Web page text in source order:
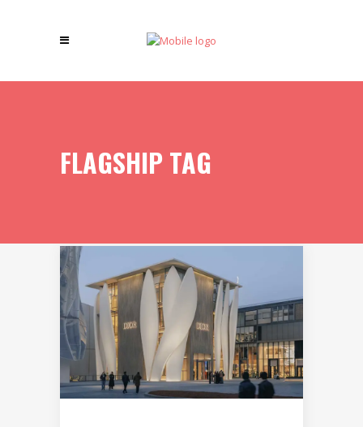
FLAGSHIP TAG